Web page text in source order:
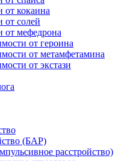
от кокаина
от солей
от мефедрона
от героина
от метамфетамина
от экстази
(БАР)
расстройство)